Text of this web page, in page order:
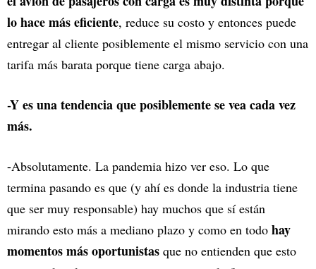
lo hace más eficiente, reduce su costo y entonces puede
entregar al cliente posiblemente el mismo servicio con una
tarifa más barata porque tiene carga abajo.
-Y es una tendencia que posiblemente se vea cada vez
más.
-Absolutamente. La pandemia hizo ver eso. Lo que
termina pasando es que (y ahí es donde la industria tiene
que ser muy responsable) hay muchos que sí están
mirando esto más a mediano plazo y como en todo hay
momentos más oportunistas que no entienden que esto